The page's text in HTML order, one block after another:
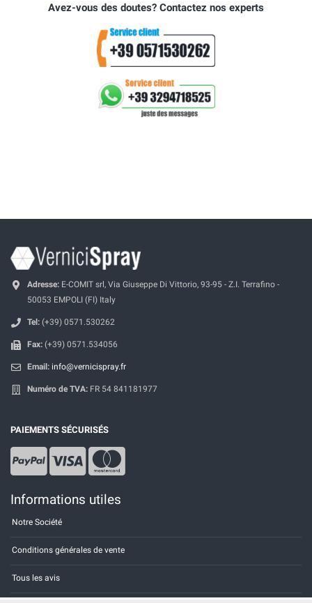
Avez-vous des doutes? Contactez nos experts
Adresse: E-COMIT srl, Via Giuseppe Di Vittorio, 93-95 - Z.I. Terrafino -
50053 EMPOLI (FI) Italy
Tel: (+39) 0571.530262
Fax: (+39) 0571.534056
Email: info@vernicispray.fr
Numéro de TVA: FR 54 841181977
PAIEMENTS SÉCURISÉS
Informations utiles
Notre Société
Conditions générales de vente
Tous les avis